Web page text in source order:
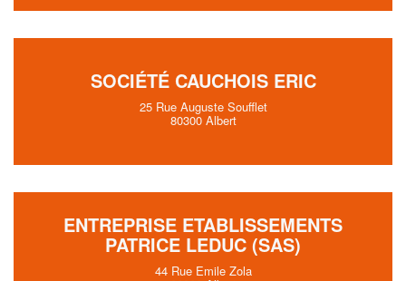
SOCIÉTÉ CAUCHOIS ERIC
25 Rue Auguste Soufflet
80300 Albert
ENTREPRISE ETABLISSEMENTS
PATRICE LEDUC (SAS)
44 Rue Emile Zola